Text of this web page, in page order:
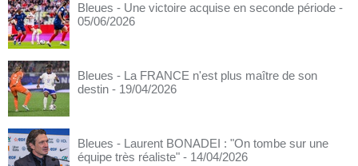
Bleues - Une victoire acquise en seconde période -
05/06/2026
Bleues - La FRANCE n'est plus maître de son
destin - 19/04/2026
Bleues - Laurent BONADEI : "On tombe sur une
équipe très réaliste" - 14/04/2026